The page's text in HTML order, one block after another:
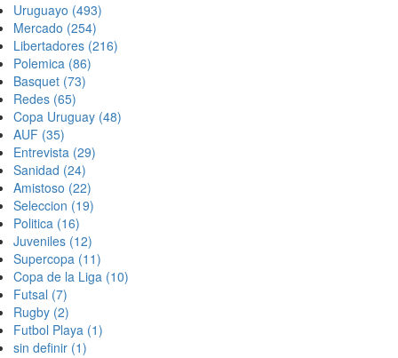
Uruguayo (493)
Mercado (254)
Libertadores (216)
Polemica (86)
Basquet (73)
Redes (65)
Copa Uruguay (48)
AUF (35)
Entrevista (29)
Sanidad (24)
Amistoso (22)
Seleccion (19)
Politica (16)
Juveniles (12)
Supercopa (11)
Copa de la Liga (10)
Futsal (7)
Rugby (2)
Futbol Playa (1)
sin definir (1)